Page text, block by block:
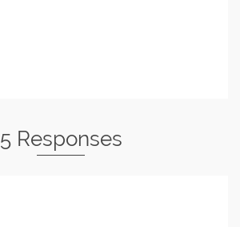
5 Responses